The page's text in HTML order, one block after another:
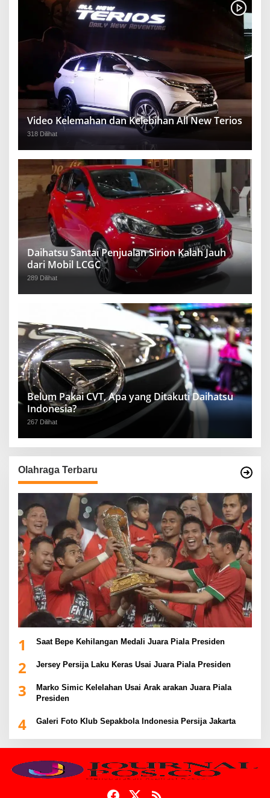
Video Kelemahan dan Kelebihan All New Terios
318 Dilihat
Daihatsu Santai Penjualan Sirion Kalah Jauh
dari Mobil LCGC
289 Dilihat
Belum Pakai CVT, Apa yang Ditakuti Daihatsu
Indonesia?
267 Dilihat
Olahraga Terbaru
1 Saat Bepe Kehilangan Medali Juara Piala Presiden
2 Jersey Persija Laku Keras Usai Juara Piala Presiden
3
Marko Simic Kelelahan Usai Arak arakan Juara Piala
Presiden
4 Galeri Foto Klub Sepakbola Indonesia Persija Jakarta